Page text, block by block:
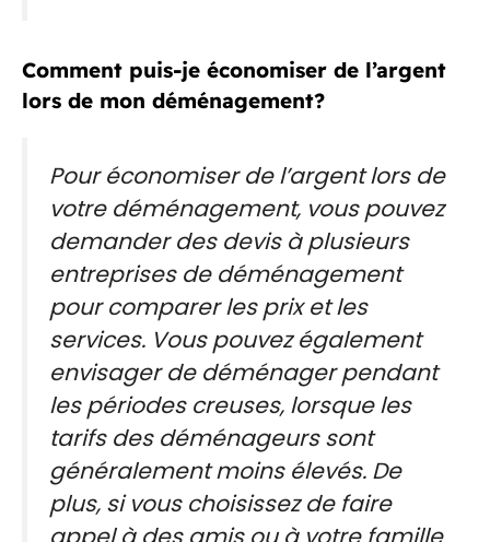
Comment puis-je économiser de l’argent
lors de mon déménagement?
Pour économiser de l’argent lors de
votre déménagement, vous pouvez
demander des devis à plusieurs
entreprises de déménagement
pour comparer les prix et les
services. Vous pouvez également
envisager de déménager pendant
les périodes creuses, lorsque les
tarifs des déménageurs sont
généralement moins élevés. De
plus, si vous choisissez de faire